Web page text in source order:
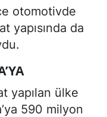
otomotivde
yapısında da
yapılan ülke
590 milyon